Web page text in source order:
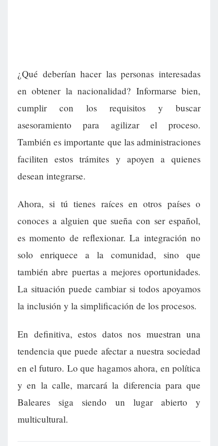
¿Qué deberían hacer las personas interesadas
en obtener la nacionalidad? Informarse bien,
cumplir con los requisitos y buscar
asesoramiento para agilizar el proceso.
También es importante que las administraciones
faciliten estos trámites y apoyen a quienes
desean integrarse.
Ahora, si tú tienes raíces en otros países o
conoces a alguien que sueña con ser español,
es momento de reflexionar. La integración no
solo enriquece a la comunidad, sino que
también abre puertas a mejores oportunidades.
La situación puede cambiar si todos apoyamos
la inclusión y la simplificación de los procesos.
En definitiva, estos datos nos muestran una
tendencia que puede afectar a nuestra sociedad
en el futuro. Lo que hagamos ahora, en política
y en la calle, marcará la diferencia para que
Baleares siga siendo un lugar abierto y
multicultural.